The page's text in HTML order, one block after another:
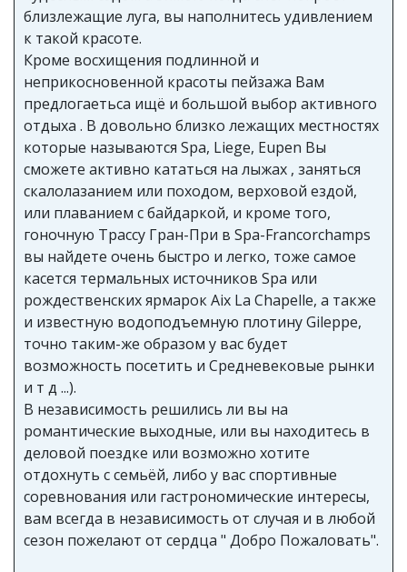
близлежащие луга, вы наполнитесь удивлением
к такой красоте.
Кроме восхищения подлинной и
неприкосновенной красоты пейзажа Вам
предлогаетьса ищё и большой выбор активного
отдыха . В довольно близко лежащих местностях
которые называются Spa, Liege, Eupen Вы
сможете активно кататься на лыжах , заняться
скалолазанием или походом, верховой ездой,
или плаванием с байдаркой, и кроме того,
гоночную Трассу Гран-При в Spa-Francorchamps
вы найдете очень быстро и легко, тоже самое
касется термальных источников Spa или
рождественских ярмарок Aix La Chapelle, а также
и известную водоподъемную плотину Gileppe,
точно таким-же образом у вас будет
возможность посетить и Средневековые рынки
и т д ...).
В независимость решились ли вы на
романтические выходные, или вы находитесь в
деловой поездке или возможно хотите
отдохнуть с семьёй, либо у вас спортивные
соревнования или гастрономические интересы,
вам всегда в независимость от случая и в любой
сезон пожелают от сердца " Добро Пожаловать".